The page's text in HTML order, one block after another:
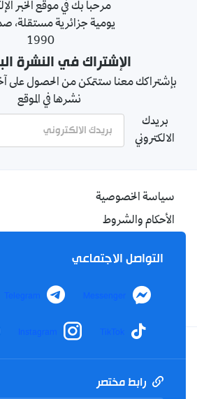
مرحبا بك في موقع الخبر
يومية جزائرية مستقلة،
1990
الإشتراك في النشرة
بإشتراكك معنا ستتمكن من الحصول على
نشرها في الموقع
بريدك
الالكتروني
سياسة الخصوصية
الأحكام والشروط
اتصل بنا
من نحن
Facebook
YouTube
التواصل الاجتماعي
Messenger
Telegram
TikTok
Instagram
رابط مختصر